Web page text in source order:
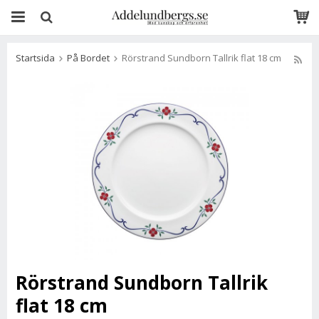
Startsida På Bordet Rörstrand Sundborn Tallrik flat 18 cm
Rörstrand Sundborn Tallrik
flat 18 cm